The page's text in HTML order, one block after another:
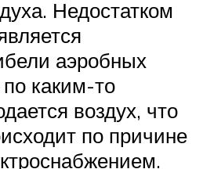
Недостатком
аэробных
каким-то
воздух, что
по причине